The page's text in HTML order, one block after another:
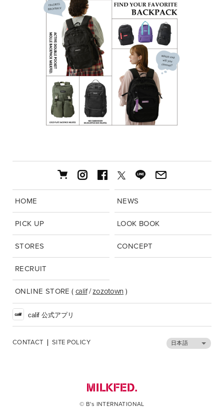
HOME NEWS
PICK UP LOOK BOOK
STORES CONCEPT
RECRUIT
ONLINE STORE ( calif/zozotown )
calif 公式アプリ
CONTACT SITE POLICY 日本語
© B's INTERNATIONAL